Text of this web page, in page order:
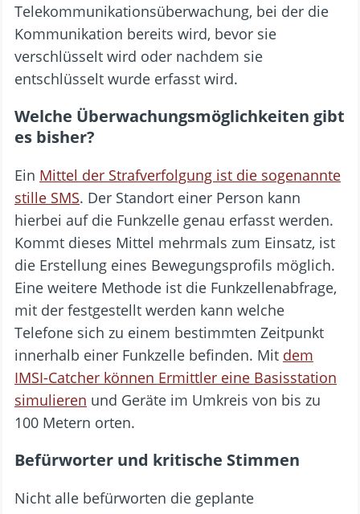
Telekommunikationsüberwachung, bei der die
Kommunikation bereits wird, bevor sie
verschlüsselt wird oder nachdem sie
entschlüsselt wurde erfasst wird.
Welche Überwachungsmöglichkeiten gibt
es bisher?
Ein Mittel der Strafverfolgung ist die sogenannte
stille SMS. Der Standort einer Person kann
hierbei auf die Funkzelle genau erfasst werden.
Kommt dieses Mittel mehrmals zum Einsatz, ist
die Erstellung eines Bewegungsprofils möglich.
Eine weitere Methode ist die Funkzellenabfrage,
mit der festgestellt werden kann welche
Telefone sich zu einem bestimmten Zeitpunkt
innerhalb einer Funkzelle befinden. Mit dem
IMSI-Catcher können Ermittler eine Basisstation
simulieren und Geräte im Umkreis von bis zu
100 Metern orten.
Befürworter und kritische Stimmen
Nicht alle befürworten die geplante